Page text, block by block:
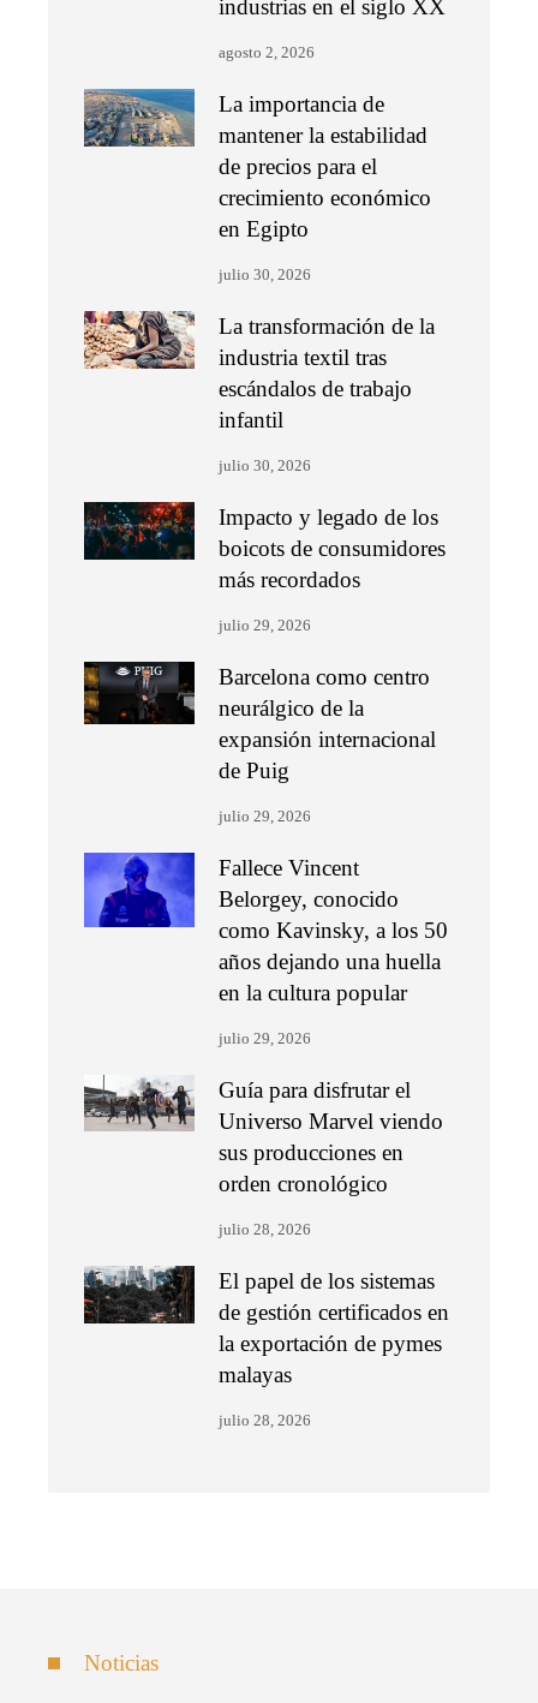
industrias en el siglo XX
agosto 2, 2026
La importancia de
mantener la estabilidad
de precios para el
crecimiento económico
en Egipto
julio 30, 2026
La transformación de la
industria textil tras
escándalos de trabajo
infantil
julio 30, 2026
Impacto y legado de los
boicots de consumidores
más recordados
julio 29, 2026
Barcelona como centro
neurálgico de la
expansión internacional
de Puig
julio 29, 2026
Fallece Vincent
Belorgey, conocido
como Kavinsky, a los 50
años dejando una huella
en la cultura popular
julio 29, 2026
Guía para disfrutar el
Universo Marvel viendo
sus producciones en
orden cronológico
julio 28, 2026
El papel de los sistemas
de gestión certificados en
la exportación de pymes
malayas
julio 28, 2026
Noticias